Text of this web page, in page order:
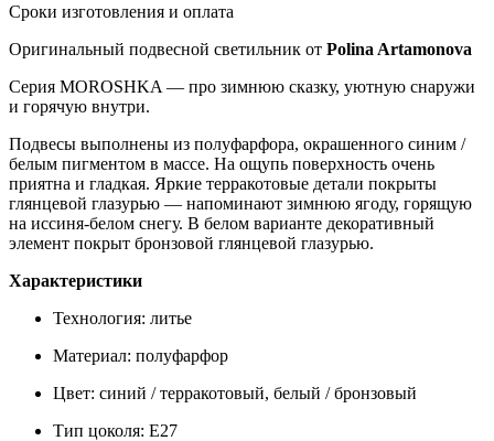
Сроки изготовления и оплата
Оригинальный подвесной светильник от Polina Artamonova
Серия MOROSHKA — про зимнюю сказку, уютную снаружи
и горячую внутри.
Подвесы выполнены из полуфарфора, окрашенного синим /
белым пигментом в массе. На ощупь поверхность очень
приятна и гладкая. Яркие терракотовые детали покрыты
глянцевой глазурью — напоминают зимнюю ягоду, горящую
на иссиня-белом снегу. В белом варианте декоративный
элемент покрыт бронзовой глянцевой глазурью.
Характеристики
Технология: литье
Материал: полуфарфор
Цвет: синий / терракотовый, белый / бронзовый
Тип цоколя: E27